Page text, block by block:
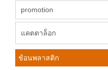
promotion
แคตตาล็อก
ช้อนพลาสติก